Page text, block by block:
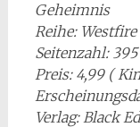
Geheimnis
Reihe: Westfire
Seitenzahl: 395
Preis: 4,99 (
Verlag: Black